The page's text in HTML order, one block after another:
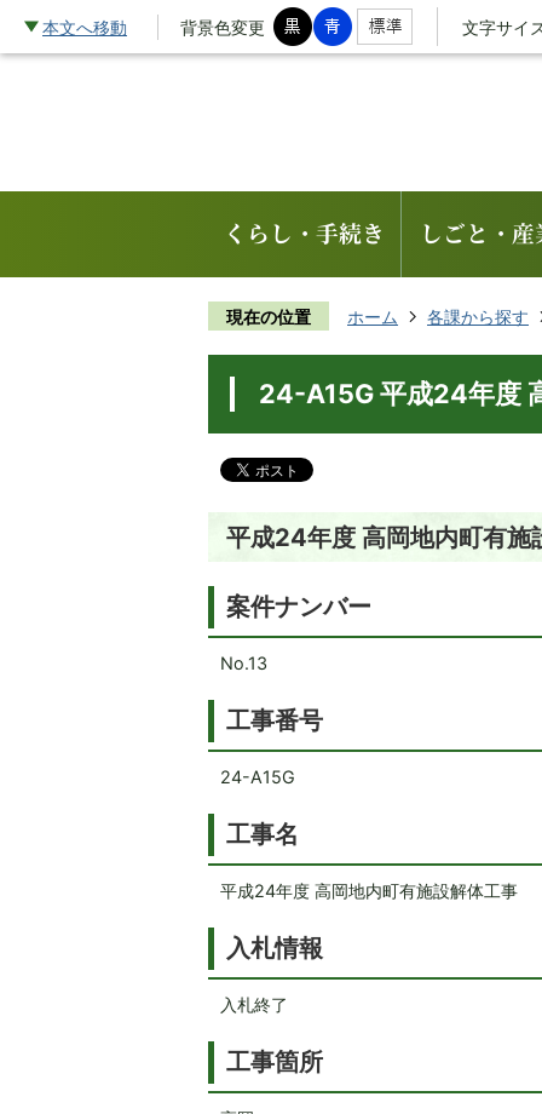
本文へ移動 背景色変更 文字サイ
くらし・手続き しごと・産
現在の位置 ホーム 各課から探す
24-A15G 平成24年度
平成24年度 高岡地内町有施
案件ナンバー
No.13
工事番号
24-A15G
工事名
平成24年度 高岡地内町有施設解体工事
入札情報
入札終了
工事箇所